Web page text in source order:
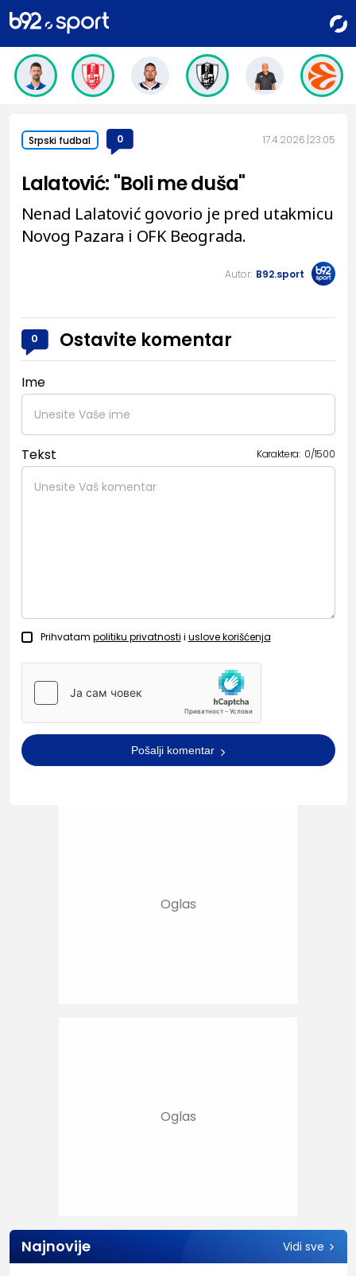
Srpski fudbal 0 17.4.2026. 23:05
Lalatović: "Boli me duša"
Nenad Lalatović govorio je pred utakmicu
Novog Pazara i OFK Beograda.
Autor: B92.sport
0 Ostavite komentar
Ime
Tekst Karaktera: 0/1500
Prihvatam politiku privatnosti i uslove korišćenja
Pošalji komentar
Najnovije Vidi sve